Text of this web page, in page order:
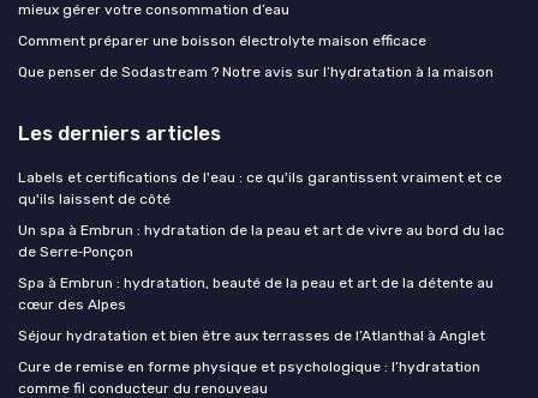
mieux gérer votre consommation d’eau
Comment préparer une boisson électrolyte maison efficace
Que penser de Sodastream ? Notre avis sur l’hydratation à la maison
Les derniers articles
Labels et certifications de l'eau : ce qu'ils garantissent vraiment et ce
qu'ils laissent de côté
Un spa à Embrun : hydratation de la peau et art de vivre au bord du lac
de Serre‑Ponçon
Spa à Embrun : hydratation, beauté de la peau et art de la détente au
cœur des Alpes
Séjour hydratation et bien être aux terrasses de l’Atlanthal à Anglet
Cure de remise en forme physique et psychologique : l’hydratation
comme fil conducteur du renouveau